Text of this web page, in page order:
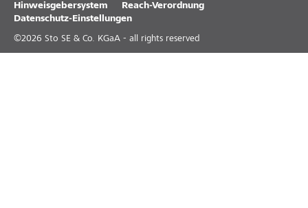
Hinweisgebersystem
Reach-Verordnung
Datenschutz-Einstellungen
©2026 Sto SE & Co. KGaA - all rights reserved